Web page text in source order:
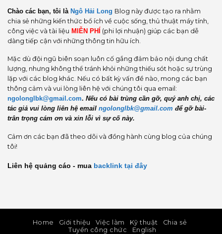
Chào các bạn, tôi là Ngô Hải Long Blog này được tạo ra nhằm
chia sẻ những kiến thức bổ ích về cuộc sống, thủ thuật máy tính,
công việc và tài liệu MIỄN PHÍ
(phi lợi nhuận) giúp các bạn dễ
dàng tiếp cận với những thông tin hữu ích.
Mặc dù đội ngũ biên soạn luôn cố gắng đảm bảo nội dung chất
lượng, nhưng không thể tránh khỏi những thiếu sót hoặc sự trùng
lặp với các blog khác. Nếu có bất kỳ vấn đề nào, mong các bạn
thông cảm và vui lòng liên hệ với chúng tôi qua email:
ngolonglbk@gmail.com. Nếu có bài trùng cần gỡ, quý anh chị, các
tác giả vui lòng liên hệ email ngolonglbk@gmail.com để gỡ bài-
trân trọng cám ơn và xin lỗi vì sự cố này.
Cảm ơn các bạn đã theo dõi và đồng hành cùng blog của chúng
tôi!
Liên hệ quảng cáo - mua backlink tại đây
Home Giới thiệu Việc làm Kỹ thuật
Chia sẻ
Tuyển công chức
English